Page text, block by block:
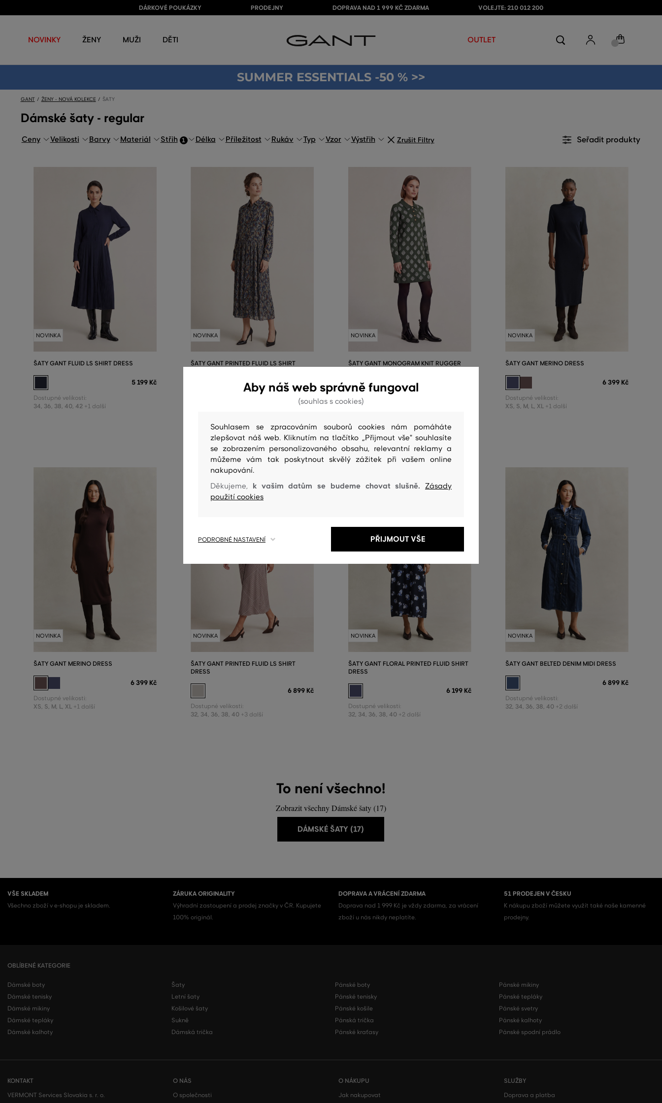
DÁRKOVÉ POUKÁZKY PRODEJNY DOPRAVA NAD 1 999 KČ ZDARMA VOLEJTE: 210 012 200
NOVINKY ŽENY MUŽI DĚTI OUTLET
SUMMER ESSENTIALS -50 % >>
GANT ŽENY - NOVÁ KOLEKCE ŠATY
Dámské šaty - regular
Ceny Velikosti Barvy Materiál Střih 1 Délka Příležitost Rukáv Typ Vzor Výstřih Zrušit Filtry Seřadit produkty
NOVINKA
ŠATY GANT FLUID LS SHIRT DRESS
5 199 Kč
Dostupné velikosti:
34, 36, 38, 40, 42 +1 další
NOVINKA
ŠATY GANT PRINTED FLUID LS SHIRT
5 999 Kč
NOVINKA
ŠATY GANT MONOGRAM KNIT RUGGER
Dostupné velikosti:
NOVINKA
ŠATY GANT MERINO DRESS
6 399 Kč
Dostupné velikosti:
XS, S, M, L, XL +1 další
NOVINKA
ŠATY GANT MERINO DRESS
6 399 Kč
Dostupné velikosti:
XS, S, M, L, XL +1 další
NOVINKA
ŠATY GANT PRINTED FLUID LS SHIRT
DRESS
6 899 Kč
Dostupné velikosti:
32, 34, 36, 38, 40 +3 další
NOVINKA
ŠATY GANT FLORAL PRINTED FLUID SHIRT
DRESS
6 199 Kč
Dostupné velikosti:
32, 34, 36, 38, 40 +2 další
NOVINKA
ŠATY GANT BELTED DENIM MIDI DRESS
6 899 Kč
Dostupné velikosti:
32, 34, 36, 38, 40 +2 další
To není všechno!
Zobrazit všechny Dámské šaty (17)
DÁMSKÉ ŠATY (17)
VŠE SKLADEM
Všechno zboží v e-shopu je skladem.
ZÁRUKA ORIGINALITY
Výhradní zastoupení a prodej značky v ČR. Kupujete
100% originál.
DOPRAVA A VRÁCENÍ ZDARMA
Doprava nad 1 999 Kč je vždy zdarma, za vrácení
zboží u nás nikdy neplatíte.
51 PRODEJEN V ČESKU
K nákupu zboží můžete využít také naše kamenné
prodejny.
OBLÍBENÉ KATEGORIE
Dámské boty
Dámské tenisky
Dámské mikiny
Dámské tepláky
Dámské kalhoty
Šaty
Letní šaty
Košilové šaty
Sukně
Dámská trička
Pánské boty
Pánské tenisky
Pánské košile
Pánská trička
Pánské kraťasy
Pánské mikiny
Pánské tepláky
Pánské svetry
Pánské kalhoty
Pánské spodní prádlo
KONTAKT
VERMONT Services Slovakia s. r. o.
O NÁS
O společnosti
O NÁKUPU
Jak nakupovat
SLUŽBY
Doprava a platba
Aby náš web správně fungoval
(souhlas s cookies)
Souhlasem se zpracováním souborů cookies nám pomáháte
zlepšovat náš web. Kliknutím na tlačítko „Přijmout vše" souhlasíte
se zobrazením personalizovaného obsahu, relevantní reklamy a
můžeme vám tak poskytnout skvělý zážitek při vašem online
nakupování.
Děkujeme, k vašim datům se budeme chovat slušně. Zásady
použití cookies
PODROBNÉ NASTAVENÍ PŘIJMOUT VŠE